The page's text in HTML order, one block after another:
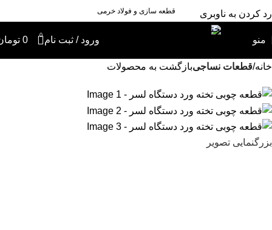
رد کردن به ناوبری
رد کردن به محتوای اصلی
قطعه سازی و فولاد خرمی
منو ورود / ثبت نام 0
0
خانه قطعات نساجیبازگشت به محصولات
بزرگنمایی تصویر